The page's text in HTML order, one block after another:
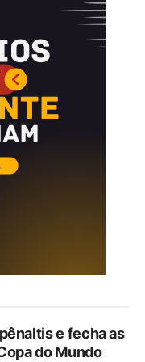
e fecha as
do Mundo